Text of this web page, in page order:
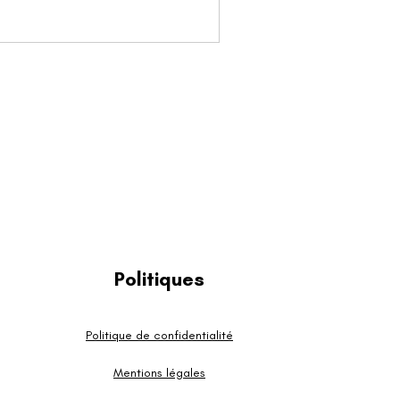
Politiques
Politique de confidentialité
Mentions légales